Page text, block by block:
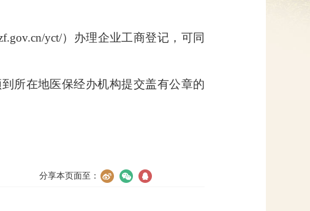
yct/）办理企业工商登记，可同
所在地医保经办机构提交盖有公章的
分享本页面至：